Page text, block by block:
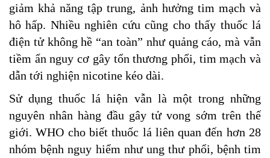
giảm khả năng tập trung, ảnh hưởng tim mạch và
hô hấp. Nhiều nghiên cứu cũng cho thấy thuốc lá
điện tử không hề “an toàn” như quảng cáo, mà vẫn
tiềm ẩn nguy cơ gây tổn thương phổi, tim mạch và
dẫn tới nghiện nicotine kéo dài.
Sử dụng thuốc lá hiện vẫn là một trong những
nguyên nhân hàng đầu gây tử vong sớm trên thế
giới. WHO cho biết thuốc lá liên quan đến hơn 28
nhóm bệnh nguy hiểm như ung thư phổi, bệnh tim